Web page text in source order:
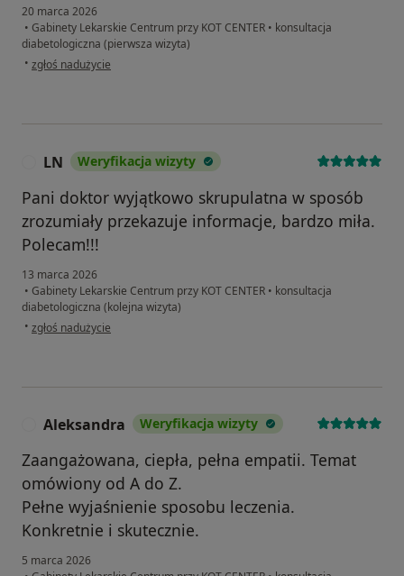
20 marca 2026
• Gabinety Lekarskie Centrum przy KOT CENTER • konsultacja
diabetologiczna (pierwsza wizyta)
• w opinii użytkownika Adek
zgłoś nadużycie
LN Weryfikacja wizyty
Pani doktor wyjątkowo skrupulatna w sposób
zrozumiały przekazuje informacje, bardzo miła.
Polecam!!!
13 marca 2026
• Gabinety Lekarskie Centrum przy KOT CENTER • konsultacja
diabetologiczna (kolejna wizyta)
• w opinii użytkownika LN
zgłoś nadużycie
Aleksandra Weryfikacja wizyty
Zaangażowana, ciepła, pełna empatii. Temat
omówiony od A do Z.
Pełne wyjaśnienie sposobu leczenia.
Konkretnie i skutecznie.
5 marca 2026